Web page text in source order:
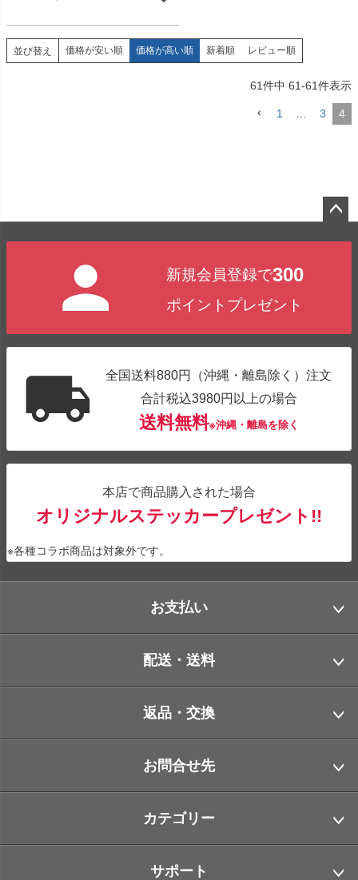
並び替え 価格が安い順 価格が高い順 新着順 レビュー順
61件中 61-61件表示
1 3 4
新規会員登録で300
ポイントプレゼント
全国送料880円（沖縄・離島除く）注文
合計税込3980円以上の場合
送料無料※沖縄・離島を除く
本店で商品購入された場合
オリジナルステッカープレゼント!!
※各種コラボ商品は対象外です。
お支払い
配送・送料
返品・交換
お問合せ先
カテゴリー
サポート